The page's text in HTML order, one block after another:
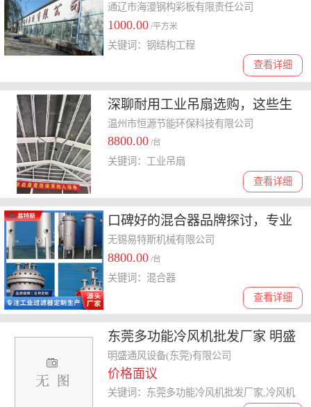
业，通辽海漫钢构彩板不容**
通辽市海漫钢构彩板有限责任公司
1000.00 /平方米
查看详细
关键词：钢结构工程
深聊耐用工业吊扇选购，这些生
产商口碑好且性价比高怎么选
温州市恒源节能环保科技有限公司
8800.00 /台
查看详细
关键词：工业吊扇
口碑好的混合器品牌探讨，专业
产品怎么收费了解一下
无锡易特斯机械有限公司
8800.00 /台
查看详细
关键词：混合器
东莞多功能冷风机批发厂家 明盛
通风设备供应
明盛通风设备(东莞)有限公司
价格面议
关键词：东莞多功能冷风机批发厂家,冷风机